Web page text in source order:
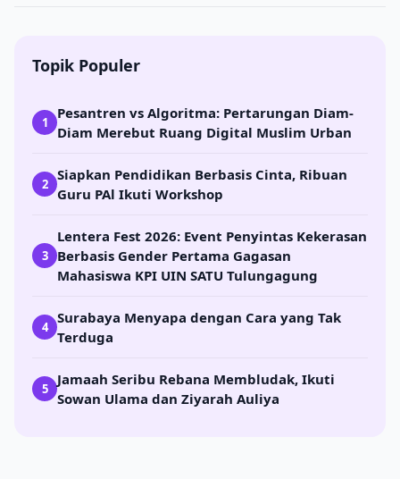
Topik Populer
1
Pesantren vs Algoritma: Pertarungan Diam-
Diam Merebut Ruang Digital Muslim Urban
2
Siapkan Pendidikan Berbasis Cinta, Ribuan
Guru PAl Ikuti Workshop
3
Lentera Fest 2026: Event Penyintas Kekerasan
Berbasis Gender Pertama Gagasan
Mahasiswa KPI UIN SATU Tulungagung
4
Surabaya Menyapa dengan Cara yang Tak
Terduga
5
Jamaah Seribu Rebana Membludak, Ikuti
Sowan Ulama dan Ziyarah Auliya